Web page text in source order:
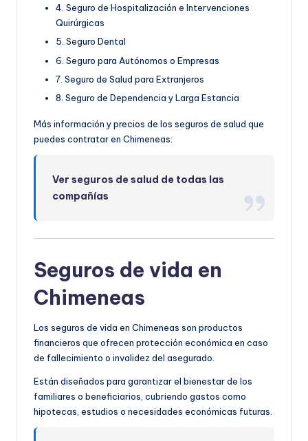
4. Seguro de Hospitalización e Intervenciones
Quirúrgicas
5. Seguro Dental
6. Seguro para Autónomos o Empresas
7. Seguro de Salud para Extranjeros
8. Seguro de Dependencia y Larga Estancia
Más información y precios de los seguros de salud que
puedes contratar en Chimeneas:
Ver seguros de salud de todas las
compañías
Seguros de vida en
Chimeneas
Los seguros de vida en Chimeneas son productos
financieros que ofrecen protección económica en caso
de fallecimiento o invalidez del asegurado.
Están diseñados para garantizar el bienestar de los
familiares o beneficiarios, cubriendo gastos como
hipotecas, estudios o necesidades económicas futuras.